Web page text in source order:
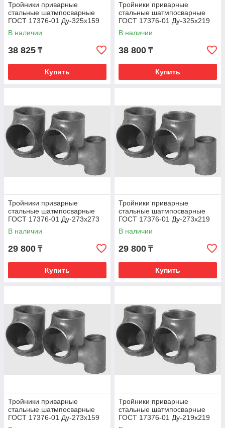
Тройники приварные
стальные шатмпосварные
ГОСТ 17376-01 Ду-325х159
В наличии
38 825 ₸
Купить
Тройники приварные
стальные шатмпосварные
ГОСТ 17376-01 Ду-325х219
В наличии
38 800 ₸
Купить
Тройники приварные
стальные шатмпосварные
ГОСТ 17376-01 Ду-273х273
В наличии
29 800 ₸
Купить
Тройники приварные
стальные шатмпосварные
ГОСТ 17376-01 Ду-273х219
В наличии
29 800 ₸
Купить
Тройники приварные
стальные шатмпосварные
ГОСТ 17376-01 Ду-273х159
Тройники приварные
стальные шатмпосварные
ГОСТ 17376-01 Ду-219х219